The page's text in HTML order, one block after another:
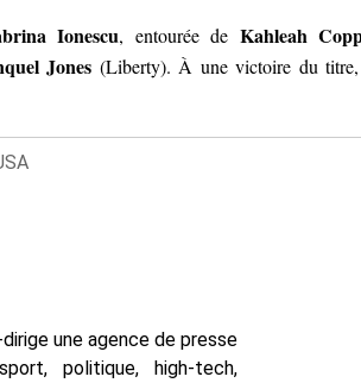
Ionescu, entourée de Kahleah
Jones (Liberty). À une victoire du
une agence de presse
politique, high-tech,